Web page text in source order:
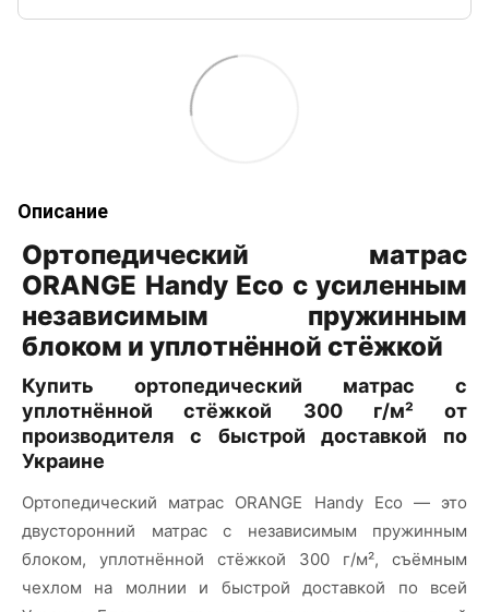
Описание
Ортопедический матрас
ORANGE Handy Eco с усиленным
независимым пружинным
блоком и уплотнённой стёжкой
Купить ортопедический матрас с
уплотнённой стёжкой 300 г/м² от
производителя с быстрой доставкой по
Украине
Ортопедический матрас ORANGE Handy Eco — это
двусторонний матрас с независимым пружинным
блоком, уплотнённой стёжкой 300 г/м², съёмным
чехлом на молнии и быстрой доставкой по всей